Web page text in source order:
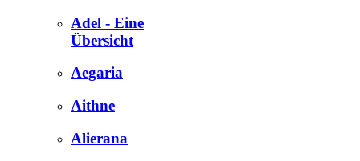
Adel - Eine
Übersicht
Aegaria
Aithne
Alierana